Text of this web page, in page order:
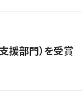
援部門）を受賞